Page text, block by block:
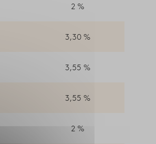
2 %
3,30 %
3,55 %
3,55 %
2 %